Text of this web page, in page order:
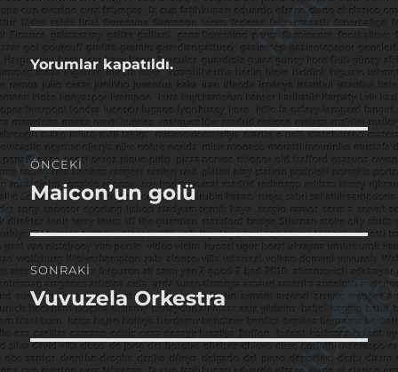
Yorumlar kapatıldı.
Yazı
gezinmesi
ÖNCEKI
Önceki
yazı:
Maicon’un golü
SONRAKI
Sonraki
yazı:
Vuvuzela Orkestra